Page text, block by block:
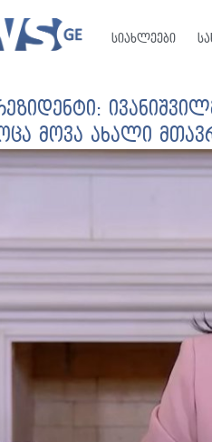
სიახლეები
მოვა ახალი